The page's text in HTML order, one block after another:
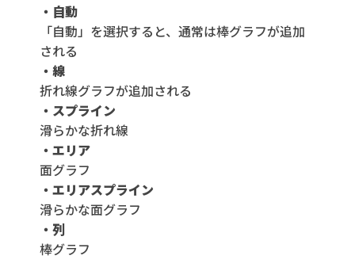
・自動
「自動」を選択すると、通常は棒グラフが追加
される
・線
折れ線グラフが追加される
・スプライン
滑らかな折れ線
・エリア
面グラフ
・エリアスプライン
滑らかな面グラフ
・列
棒グラフ